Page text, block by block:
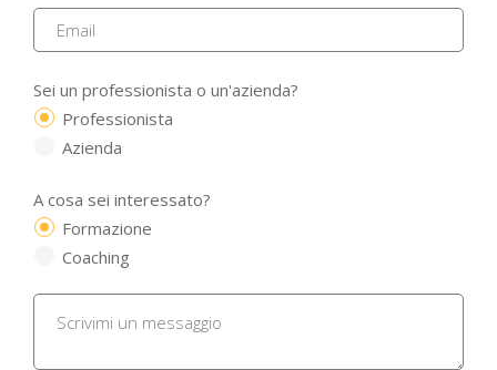
Sei un professionista o un'azienda?
Professionista
Azienda
A cosa sei interessato?
Formazione
Coaching